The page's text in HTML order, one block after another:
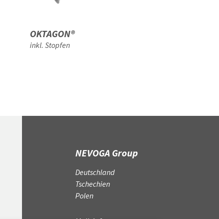
OKTAGON®
inkl. Stopfen
NEVOGA Group
Deutschland
Tschechien
Polen